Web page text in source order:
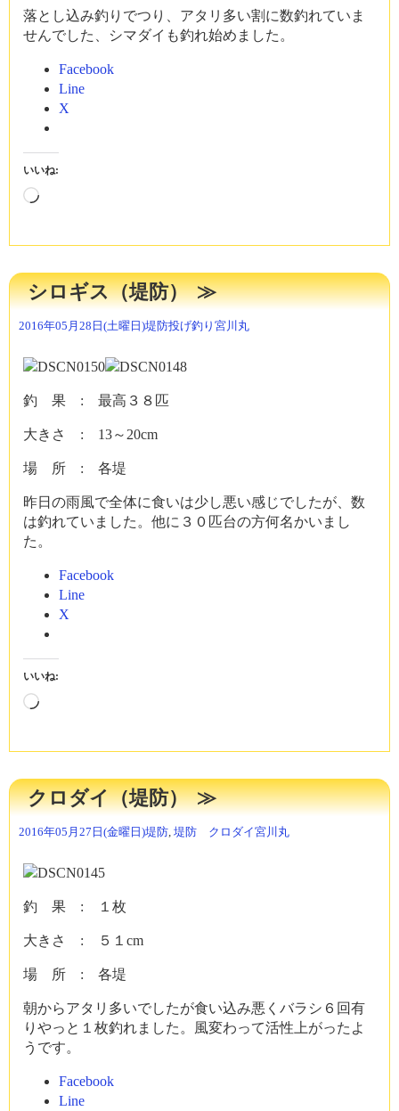
落とし込み釣りでつり、アタリ多い割に数釣れていま
せんでした、シマダイも釣れ始めました。
Facebook
Line
X
いいね:
読
中…
シロギス（堤防）
2016年05月28日(土曜日)堤防投げ釣り 宮川丸
釣 果 : 最高３８匹
大きさ : 13～20cm
場 所 : 各堤
昨日の雨風で全体に食いは少し悪い感じでしたが、数
は釣れていました。他に３０匹台の方何名かいまし
た。
Facebook
Line
X
いいね:
読
中…
クロダイ（堤防）
2016年05月27日(金曜日)堤防, 堤防 クロダイ宮川丸
釣 果 : １枚
大きさ : ５１cm
場 所 : 各堤
朝からアタリ多いでしたが食い込み悪くバラシ６回有
りやっと１枚釣れました。風変わって活性上がったよ
うです。
Facebook
Line